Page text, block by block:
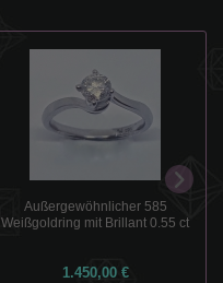
Außergewöhnlicher 585
Weißgoldring mit Brillant 0.55 ct
1.450,00 €